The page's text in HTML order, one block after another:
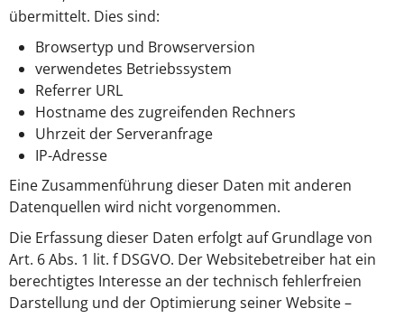
übermittelt. Dies sind:
Browsertyp und Browserversion
verwendetes Betriebssystem
Referrer URL
Hostname des zugreifenden Rechners
Uhrzeit der Serveranfrage
IP-Adresse
Eine Zusammenführung dieser Daten mit anderen
Datenquellen wird nicht vorgenommen.
Die Erfassung dieser Daten erfolgt auf Grundlage von
Art. 6 Abs. 1 lit. f DSGVO. Der Websitebetreiber hat ein
berechtigtes Interesse an der technisch fehlerfreien
Darstellung und der Optimierung seiner Website –